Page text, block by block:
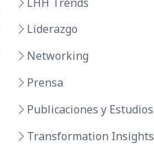
Liderazgo
Networking
Prensa
Publicaciones y Estudios
Transformation Insights